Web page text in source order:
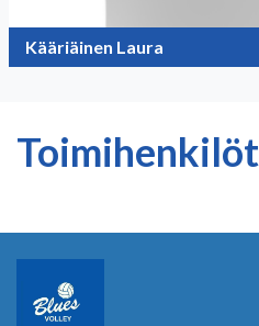
Kääriäinen Laura
Toimihenkilöt